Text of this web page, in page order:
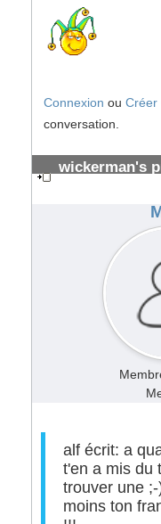
Connexion ou Créer
conversation.
wickerman's
alf écrit: a
t'en a mis du
trouver une
moins ton